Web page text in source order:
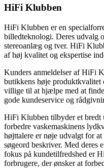
HiFi Klubben
HiFi Klubben er en
billedteknologi. Deres udvalg
stereoanlæg og tver. HiFi
af høj kvalitet og ekspertise
Kunders anmeldelser af HiFi
butikkens høje produktkvalitet
villige til at hjælpe med at
gode kundeservice og
HiFi Klubben tilbyder et bredt
forbedre vaskemaskinens
højttalere er nøje udvalgt for
søgeord beskriver. Med deres
fokus på kundetilfredshed er
forbrugere, der ønsker at